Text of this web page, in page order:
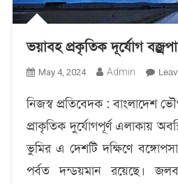
ভয়াবহ প্রকৃতিক দূর্যোগ
May 4, 2024 Admin
নিজস্ব প্রতিবেদক : বাংলাদেশ
প্রাকৃতিক দুর্যোগপূর্ণ এলাকায়
ভুমির এ দেশটি দক্ষিণে
পর্বত দন্ডয়মান রয়েছে।